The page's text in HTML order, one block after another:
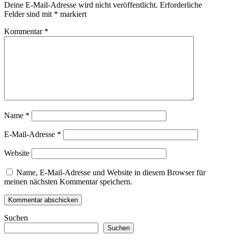
Deine E-Mail-Adresse wird nicht veröffentlicht. Erforderliche
Felder sind mit * markiert
Kommentar *
Name *
E-Mail-Adresse *
Website
Name, E-Mail-Adresse und Website in diesem Browser für
meinen nächsten Kommentar speichern.
Suchen
Suchen